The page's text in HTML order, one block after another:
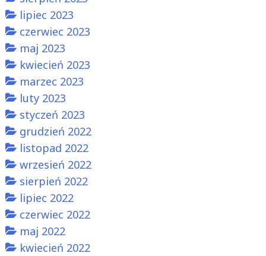
lipiec 2023
czerwiec 2023
maj 2023
kwiecień 2023
marzec 2023
luty 2023
styczeń 2023
grudzień 2022
listopad 2022
wrzesień 2022
sierpień 2022
lipiec 2022
czerwiec 2022
maj 2022
kwiecień 2022